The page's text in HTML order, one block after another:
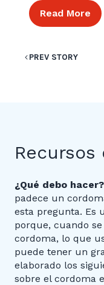
Read More
PREV STORY
¿Qué debo hacer?
padece un
esta pregunta. Es
porque, cuando
cordoma, lo que
puede tener un
elaborado los
sobre el cordoma